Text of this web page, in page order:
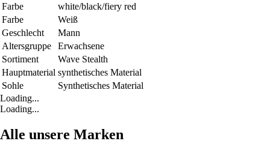
Farbe
white/black/fiery red
Farbe
Weiß
Geschlecht
Mann
Altersgruppe
Erwachsene
Sortiment
Wave Stealth
Hauptmaterial synthetisches Material
Sohle
Synthetisches Material
Loading...
Loading...
Alle unsere Marken